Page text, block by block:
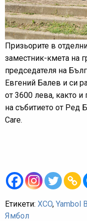
Призьорите в
заместник-кмета на
председателя на
Евгений Балев и си
от 3600 лева, както и
на събитието от Ред
Care.
Етикети: XCO, Yambol
Ямбол